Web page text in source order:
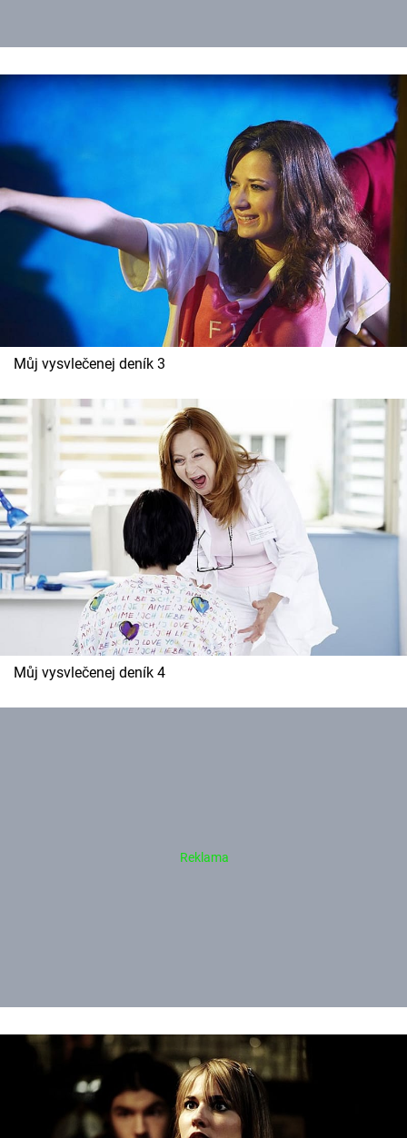
Můj vysvlečenej deník 3
Můj vysvlečenej deník 4